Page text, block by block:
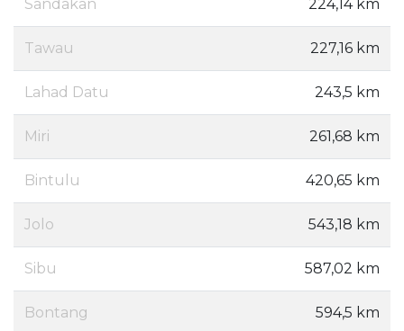
Sandakan 224,14 km
Tawau 227,16 km
Lahad Datu 243,5 km
Miri 261,68 km
Bintulu 420,65 km
Jolo 543,18 km
Sibu 587,02 km
Bontang 594,5 km